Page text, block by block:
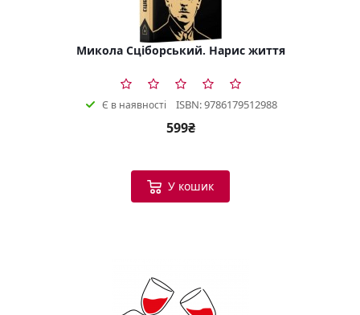
Микола Сціборський. Нарис життя
Є в наявності ISBN: 9786179512988
599₴
У кошик